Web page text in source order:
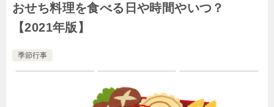
おせち料理を食べる日や時間やいつ？
【2021年版】
季節行事